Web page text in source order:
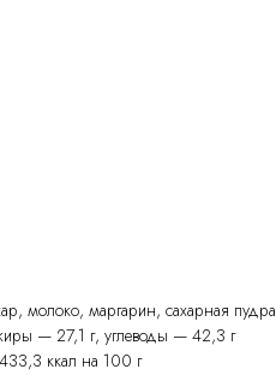
молоко, маргарин, сахарная пудра
— 27,1 г, углеводы — 42,3 г
ккал на 100 г